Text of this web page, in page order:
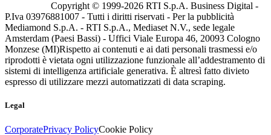
Copyright © 1999-2026 RTI S.p.A. Business Digital -
P.Iva 03976881007 - Tutti i diritti riservati - Per la pubblicità
Mediamond S.p.A. - RTI S.p.A., Mediaset N.V., sede legale
Amsterdam (Paesi Bassi) - Uffici Viale Europa 46, 20093 Cologno
Monzese (MI)Rispetto ai contenuti e ai dati personali trasmessi e/o
riprodotti è vietata ogni utilizzazione funzionale all’addestramento di
sistemi di intelligenza artificiale generativa. È altresì fatto divieto
espresso di utilizzare mezzi automatizzati di data scraping.
Legal
CorporatePrivacy PolicyCookie Policy